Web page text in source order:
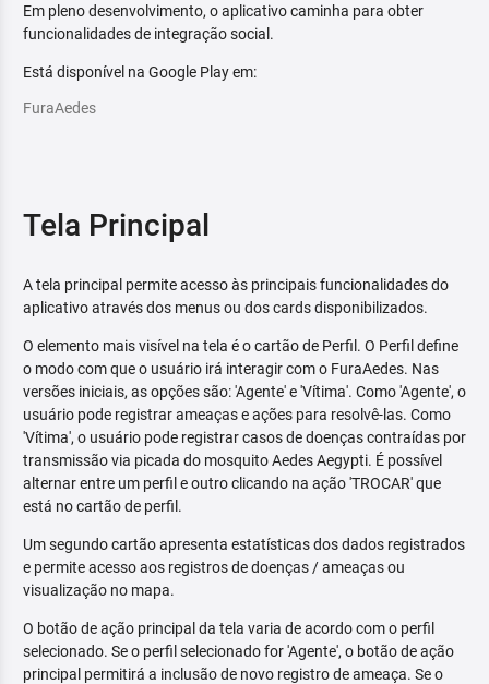
Em pleno desenvolvimento, o aplicativo caminha para obter
funcionalidades de integração social.
Está disponível na Google Play em:
FuraAedes
Tela Principal
A tela principal permite acesso às principais funcionalidades do
aplicativo através dos menus ou dos cards disponibilizados.
O elemento mais visível na tela é o cartão de Perfil. O Perfil define
o modo com que o usuário irá interagir com o FuraAedes. Nas
versões iniciais, as opções são: 'Agente' e 'Vítima'. Como 'Agente', o
usuário pode registrar ameaças e ações para resolvê-las. Como
'Vítima', o usuário pode registrar casos de doenças contraídas por
transmissão via picada do mosquito Aedes Aegypti. É possível
alternar entre um perfil e outro clicando na ação 'TROCAR' que
está no cartão de perfil.
Um segundo cartão apresenta estatísticas dos dados registrados
e permite acesso aos registros de doenças / ameaças ou
visualização no mapa.
O botão de ação principal da tela varia de acordo com o perfil
selecionado. Se o perfil selecionado for 'Agente', o botão de ação
principal permitirá a inclusão de novo registro de ameaça. Se o